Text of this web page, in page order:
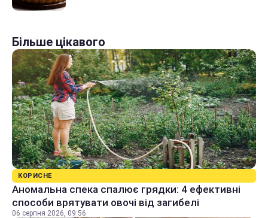
Більше цікавого
КОРИСНЕ
Аномальна спека спалює грядки: 4 ефективні
способи врятувати овочі від загибелі
06 серпня 2026, 09:56